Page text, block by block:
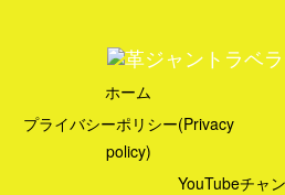
ホーム
プライバシーポリシー(Privacy
policy)
YouTubeチャ